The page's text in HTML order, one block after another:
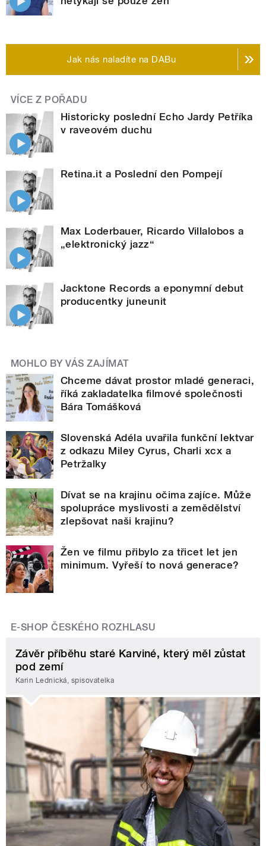
Jak nás naladíte na DABu
VÍCE Z POŘADU
Historicky poslední Echo Jardy Petříka
v raveovém duchu
Retina.it a Poslední den Pompejí
Max Loderbauer, Ricardo Villalobos a
„elektronický jazz“
Jacktone Records a eponymní debut
producentky juneunit
MOHLO BY VÁS ZAJÍMAT
Chceme dávat prostor mladé generaci,
říká zakladatelka filmové společnosti
Bára Tomášková
Slovenská Adéla uvařila funkční lektvar
z odkazu Miley Cyrus, Charli xcx a
Petržalky
Dívat se na krajinu očima zajíce. Může
spolupráce myslivosti a zemědělství
zlepšovat naši krajinu?
Žen ve filmu přibylo za třicet let jen
minimum. Vyřeší to nová generace?
E-SHOP ČESKÉHO ROZHLASU
Závěr příběhu staré Karviné, který měl zůstat
pod zemí
Karin Lednická, spisovatelka